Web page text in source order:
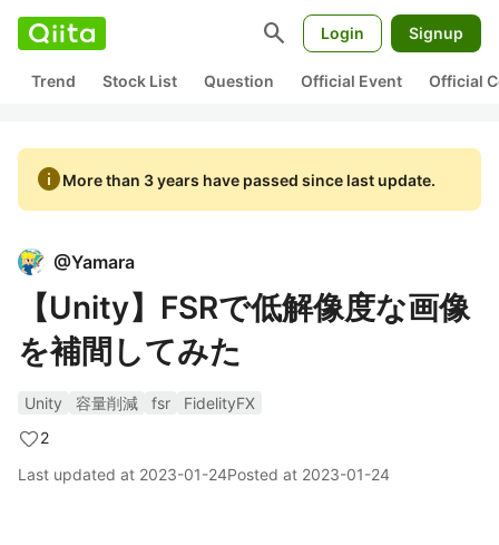
search Login Signup
Trend Stock List Question Official Event Official
infoMore than 3 years have passed since last update.
@Yamara
【Unity】FSRで低解像度な画像
を補間してみた
Unity 容量削減 fsr
FidelityFX
2
Last updated at 2023-01-24Posted at 2023-01-24